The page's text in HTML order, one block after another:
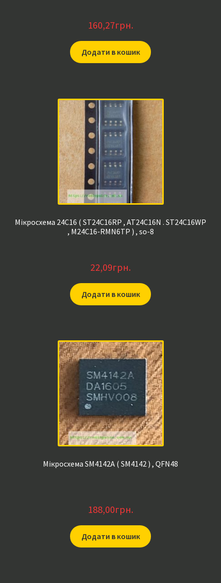
160,27грн.
Додати в кошик
Мікросхема 24C16 ( ST24C16RP , AT24C16N . ST24C16WP
, M24C16-RMN6TP ) , so-8
22,09грн.
Додати в кошик
Мікросхема SM4142A ( SM4142 ) , QFN48
188,00грн.
Додати в кошик